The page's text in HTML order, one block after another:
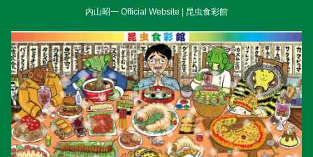
内山昭一 Official Website | 昆虫食彩館